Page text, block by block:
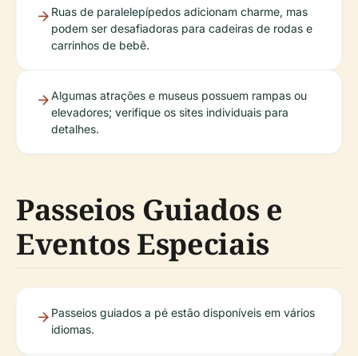
Ruas de paralelepípedos adicionam charme, mas
podem ser desafiadoras para cadeiras de rodas e
carrinhos de bebê.
Algumas atrações e museus possuem rampas ou
elevadores; verifique os sites individuais para
detalhes.
Passeios Guiados e
Eventos Especiais
Passeios guiados a pé estão disponíveis em vários
idiomas.